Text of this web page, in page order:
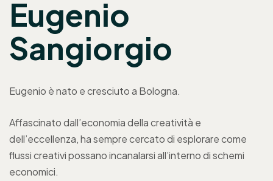
Eugenio
Sangiorgio
Eugenio è nato e cresciuto a Bologna.
Affascinato dall’economia della creatività e
dell’eccellenza, ha sempre cercato di esplorare come
flussi creativi possano incanalarsi all’interno di schemi
economici.